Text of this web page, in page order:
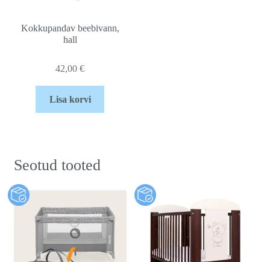
Kokkupandav beebivann,
hall
42,00€
Lisa korvi
Seotud tooted